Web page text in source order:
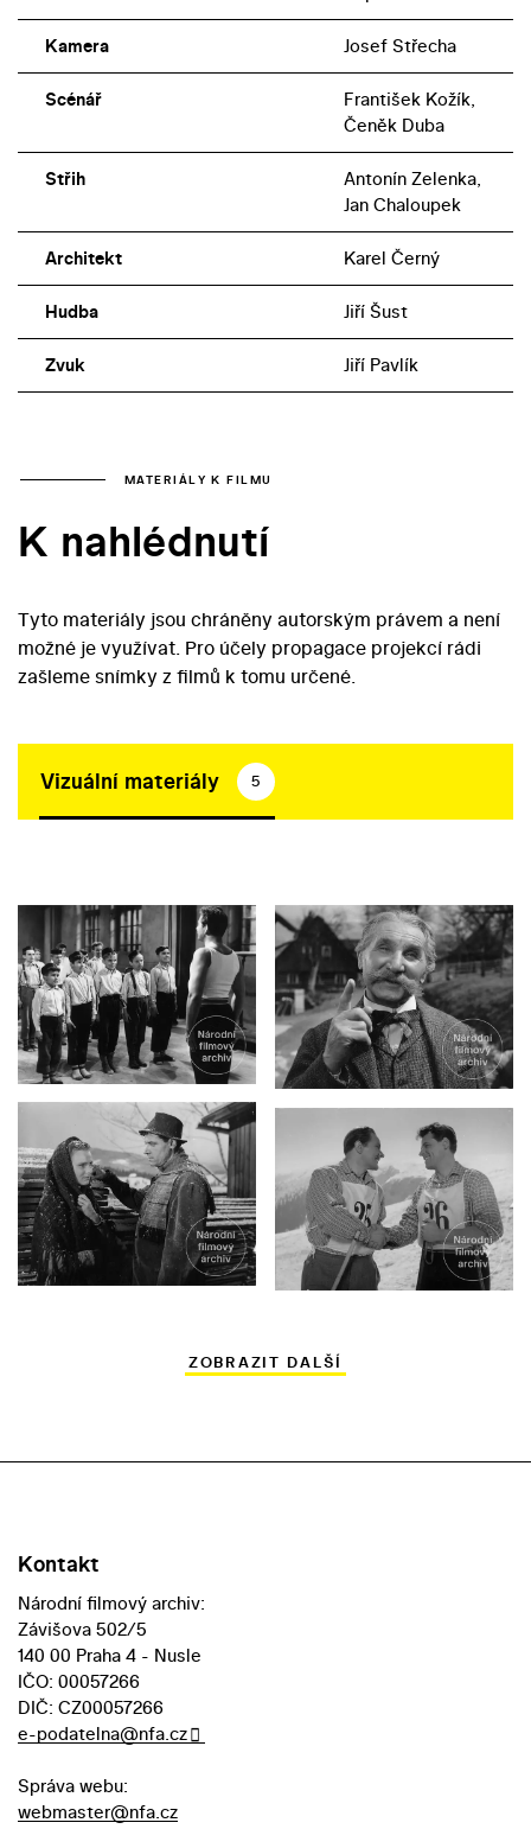
Kamera Josef Střecha
Scénář
František Kožík,
Čeněk Duba
Střih
Antonín Zelenka,
Jan Chaloupek
Architekt Karel Černý
Hudba Jiří Šust
Zvuk Jiří Pavlík
MATERIÁLY K FILMU
K nahlédnutí
Tyto materiály jsou chráněny autorským právem a není
možné je využívat. Pro účely propagace projekcí rádi
zašleme snímky z filmů k tomu určené.
Vizuální materiály 5
ZOBRAZIT DALŠÍ
Kontakt
Národní filmový archiv:
Závišova 502/5
140 00 Praha 4 - Nusle
IČO: 00057266
DIČ: CZ00057266
e-podatelna@nfa.cz
Správa webu:
webmaster@nfa.cz